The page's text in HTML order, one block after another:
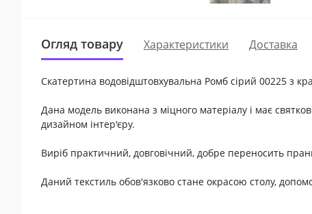
Огляд товару Характеристики Доставка
Скатертина водовідштовхувальна Ромб сірий 00225 з
Дана модель виконана з міцного матеріалу і має
дизайном інтер'єру.
Виріб практичний, довговічний, добре переносить
Даний текстиль обов'язково стане окрасою столу,